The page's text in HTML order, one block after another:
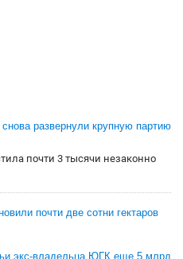
развернули крупную партию
почти 3 тысячи незаконно
почти две сотни гектаров
экс-владельца ЮГК еще 5 млрд